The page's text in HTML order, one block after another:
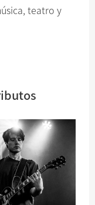
teatro y